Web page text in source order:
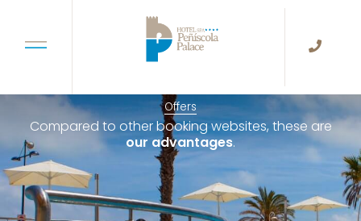
Offers
Compared to other booking websites, these are
our advantages.